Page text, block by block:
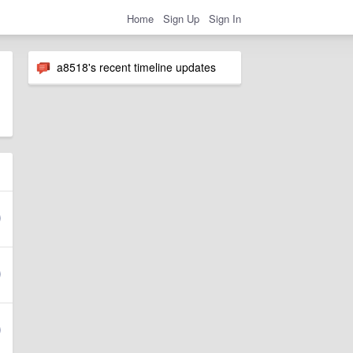
Home Sign Up Sign In
a8518's recent timeline updates